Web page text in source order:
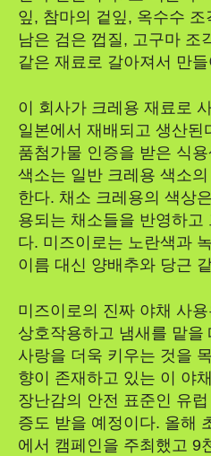
잎, 참마의 겉잎, 옥수수
남은 검은 껍질, 고구마 조
같은 재료로 갈아져서 만
이 회사가 크레용 재료로
일본에서 재배되고 생산된
품첨가물 인증을 받은 식
색소는 일반 크레용 색소
한다. 채소 크레용의 색상
용되는 채소들을 반영하고
다. 미즈이로는 노란색과
이름 대신 양배추와 당근
미즈이로의 진짜 야채 사
상호작용하고 냄새를 맡
사랑을 더욱 키우는 것을
향이 존재하고 있는 이 야
장난감의 안전 표준인 유
증도 받을 예정이다. 올해
에서 캠페인을 주최했고 9